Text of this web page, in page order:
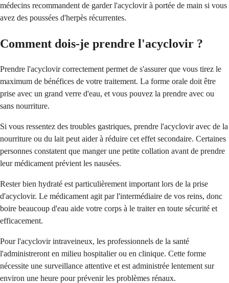
médecins recommandent de garder l'acyclovir à portée de main si vous
avez des poussées d'herpès récurrentes.
Comment dois-je prendre l'acyclovir ?
Prendre l'acyclovir correctement permet de s'assurer que vous tirez le
maximum de bénéfices de votre traitement. La forme orale doit être
prise avec un grand verre d'eau, et vous pouvez la prendre avec ou
sans nourriture.
Si vous ressentez des troubles gastriques, prendre l'acyclovir avec de la
nourriture ou du lait peut aider à réduire cet effet secondaire. Certaines
personnes constatent que manger une petite collation avant de prendre
leur médicament prévient les nausées.
Rester bien hydraté est particulièrement important lors de la prise
d'acyclovir. Le médicament agit par l'intermédiaire de vos reins, donc
boire beaucoup d'eau aide votre corps à le traiter en toute sécurité et
efficacement.
Pour l'acyclovir intraveineux, les professionnels de la santé
l'administreront en milieu hospitalier ou en clinique. Cette forme
nécessite une surveillance attentive et est administrée lentement sur
environ une heure pour prévenir les problèmes rénaux.